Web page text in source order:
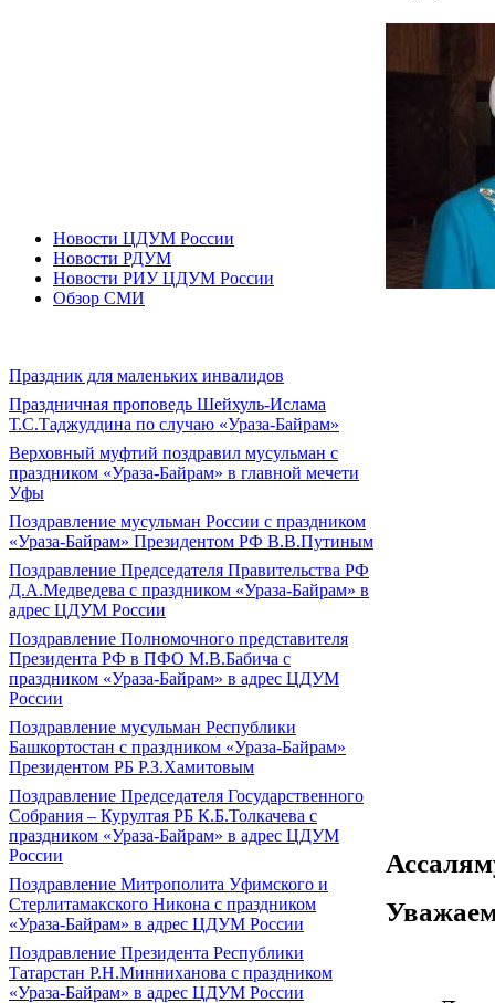
Новости ЦДУМ России
Новости РДУМ
Новости РИУ ЦДУМ России
Обзор СМИ
Праздник для маленьких инвалидов
Праздничная проповедь Шейхуль-Ислама
Т.С.Таджуддина по случаю «Ураза-Байрам»
Верховный муфтий поздравил мусульман с
праздником «Ураза-Байрам» в главной мечети
Уфы
Поздравление мусульман России с праздником
«Ураза-Байрам» Президентом РФ В.В.Путиным
Поздравление Председателя Правительства РФ
Д.А.Медведева с праздником «Ураза-Байрам» в
адрес ЦДУМ России
Поздравление Полномочного представителя
Президента РФ в ПФО М.В.Бабича с
праздником «Ураза-Байрам» в адрес ЦДУМ
России
Поздравление мусульман Республики
Башкортостан с праздником «Ураза-Байрам»
Президентом РБ Р.З.Хамитовым
Поздравление Председателя Государственного
Собрания – Курултая РБ К.Б.Толкачева с
праздником «Ураза-Байрам» в адрес ЦДУМ
России
Поздравление Митрополита Уфимского и
Стерлитамакского Никона с праздником
«Ураза-Байрам» в адрес ЦДУМ России
Поздравление Президента Республики
Татарстан Р.Н.Минниханова с праздником
«Ураза-Байрам» в адрес ЦДУМ России